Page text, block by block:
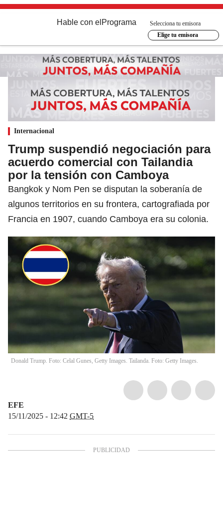
Hable con el Programa
Selecciona tu emisora
Elige tu emisora
Internacional
Trump suspendió negociación para
acuerdo comercial con Tailandia
por la tensión con Camboya
Bangkok y Nom Pen se disputan la soberanía de
algunos territorios en su frontera, cartografiada por
Francia en 1907, cuando Camboya era su colonia.
Donald Trump. Foto: Celal Gunes, Getty Images. Tailanda. Foto: Getty Images.
EFE
15/11/2025 - 12:42 GMT-5